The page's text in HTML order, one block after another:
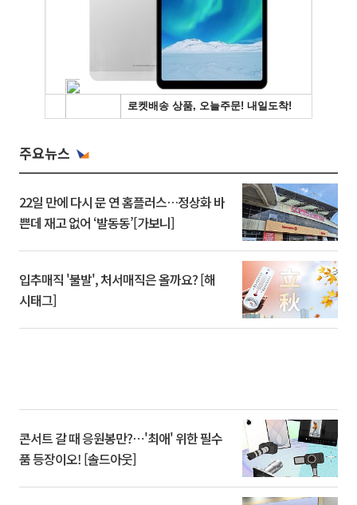
주요뉴스
22일 만에 다시 문 연 홈플러스…정상화 바
쁜데 재고 없어 ‘발동동’[가보니]
입추매직 '불발', 처서매직은 올까요? [해
시태그]
콘서트 갈 때 응원봉만?⋯'최애' 위한 필수
품 등장이오! [솔드아웃]